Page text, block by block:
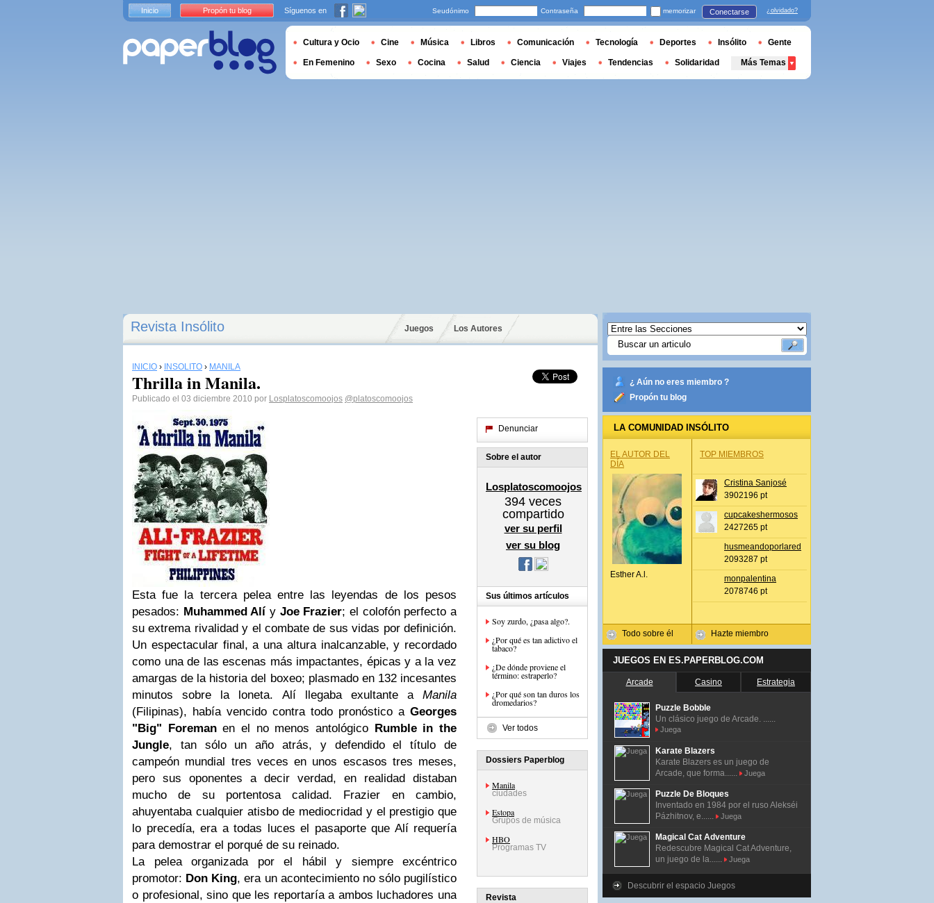
Revista Insólito Juegos Los Autores
INICIO › INSÓLITO › MANILA
Thrilla in Manila.
Publicado el 03 diciembre 2010 por Losplatoscomoojos @platoscomoojos
Esta fue la tercera pelea entre las leyendas de los pesos
pesados: Muhammed Alí y Joe Frazier; el colofón perfecto a
su extrema rivalidad y el combate de sus vidas por definición.
Un espectacular final, a una altura inalcanzable, y recordado
como una de las escenas más impactantes, épicas y a la vez
amargas de la historia del boxeo; plasmado en 132 incesantes
minutos sobre la loneta. Alí llegaba exultante a Manila
(Filipinas), había vencido contra todo pronóstico a Georges
"Big" Foremanen el no menos antológico Rumble in the
Jungle, tan sólo un año atrás, y defendido el título de
campeón mundial tres veces en unos escasos tres meses,
pero sus oponentes a decir verdad, en realidad distaban
mucho de su portentosa calidad. Frazier en cambio,
ahuyentaba cualquier atisbo de mediocridad y el prestigio que
lo precedía, era a todas luces el pasaporte que Alí requería
para demostrar el porqué de su reinado.
La pelea organizada por el hábil y siempre excéntrico
promotor: Don King, era un acontecimiento no sólo pugilístico
o profesional, sino que les reportaría a ambos luchadores una
Denunciar
Sobre el autor
Losplatoscomoojos
394 veces
compartido
ver su perfil
ver su blog
Sus últimos artículos
Soy zurdo, ¿pasa algo?.
¿Por qué es tan adictivo el
tabaco?
¿De dónde proviene el
término: estraperlo?
¿Por qué son tan duros los
dromedarios?
Ver todos
Dossiers Paperblog
Manila
ciudades
Estopa
Grupos de música
HBO
Programas TV
Revista
¿ Aún no eres miembro ?
Propón tu blog
LA COMUNIDAD INSÓLITO
EL AUTOR DEL
DÍA
Esther A.l.
Todo sobre él
TOP MIEMBROS
Cristina Sanjosé
3902196 pt
cupcakeshermosos
2427265 pt
husmeandoporlared
2093287 pt
monpalentina
2078746 pt
Hazte miembro
JUEGOS EN ES.PAPERBLOG.COM
Arcade Casino Estrategia
Puzzle Bobble
Un clásico juego de Arcade. ......
Juega
Karate Blazers
Karate Blazers es un juego de
Arcade, que forma......
Juega
Puzzle De Bloques
Inventado en 1984 por el ruso Alekséi
Pázhitnov, e......
Juega
Magical Cat Adventure
Redescubre Magical Cat Adventure,
un juego de la......
Juega
Descubrir el espacio Juegos
Inicio Propón tu blog Síguenos en Seudónimo Contraseña memorizar Conectarse ¿olvidado?
Cultura y Ocio Cine Música Libros Comunicación Tecnología Deportes Insólito Gente
En Femenino Sexo Cocina Salud Ciencia Viajes Tendencias Solidaridad Más Temas